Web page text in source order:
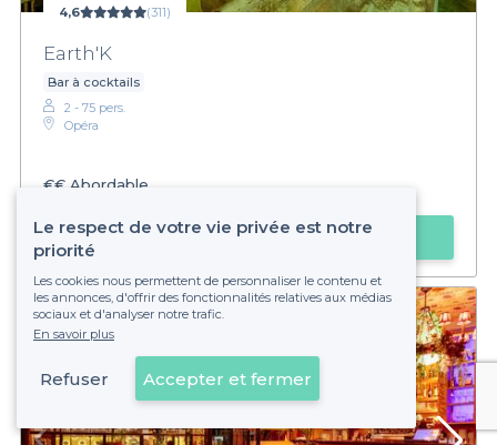
4,6 (311)
Earth'K
Bar à cocktails
2 - 75 pers.
Opéra
€€ Abordable
Faire une demande
Voir sur la carte
Le respect de votre vie privée est notre
priorité
Les cookies nous permettent de personnaliser le contenu et
les annonces, d'offrir des fonctionnalités relatives aux médias
sociaux et d'analyser notre trafic.
En savoir plus
Refuser Accepter et fermer